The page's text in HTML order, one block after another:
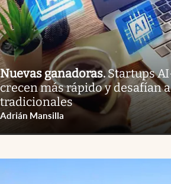
Nuevas ganadoras.Startups
crecen más rápido y desafían
tradicionales
Adrián Mansilla